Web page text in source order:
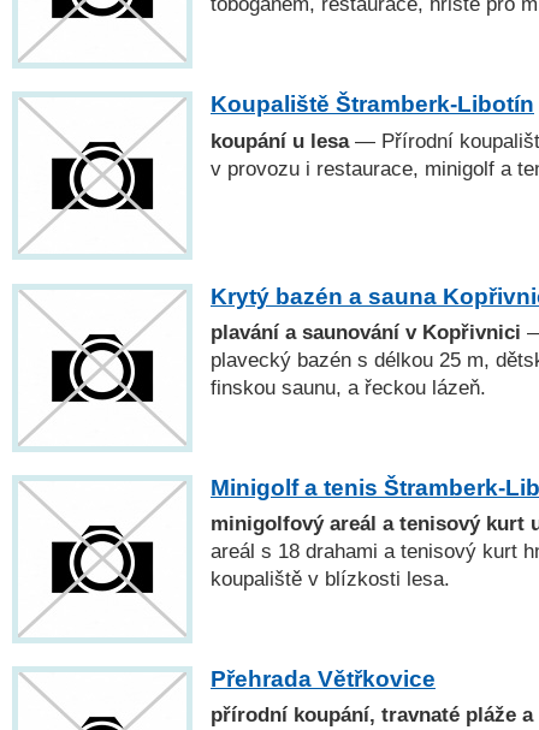
Koupaliště Štramberk-Libotín
koupání u lesa— Přírodní
v provozu i restaurace, minigolf a
Krytý bazén a sauna
plavání a saunování v Kopřivnici
plavecký bazén s délkou 25 m,
finskou saunu, a řeckou lázeň.
Minigolf a tenis Štramberk-
minigolfový areál a tenisový kurt
areál s 18 drahami a tenisový kurt
koupaliště v blízkosti lesa.
Přehrada Větřkovice
přírodní koupání, travnaté pláže a